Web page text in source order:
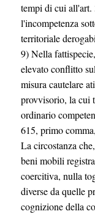
tempi di cui all'art.
l'incompetenza
territoriale
9) Nella
elevato conflitto
misura cautelare
provvisorio, la cui
ordinario
615, primo
La circostanza
beni mobili
coercitiva, nulla
diverse da quelle
cognizione della